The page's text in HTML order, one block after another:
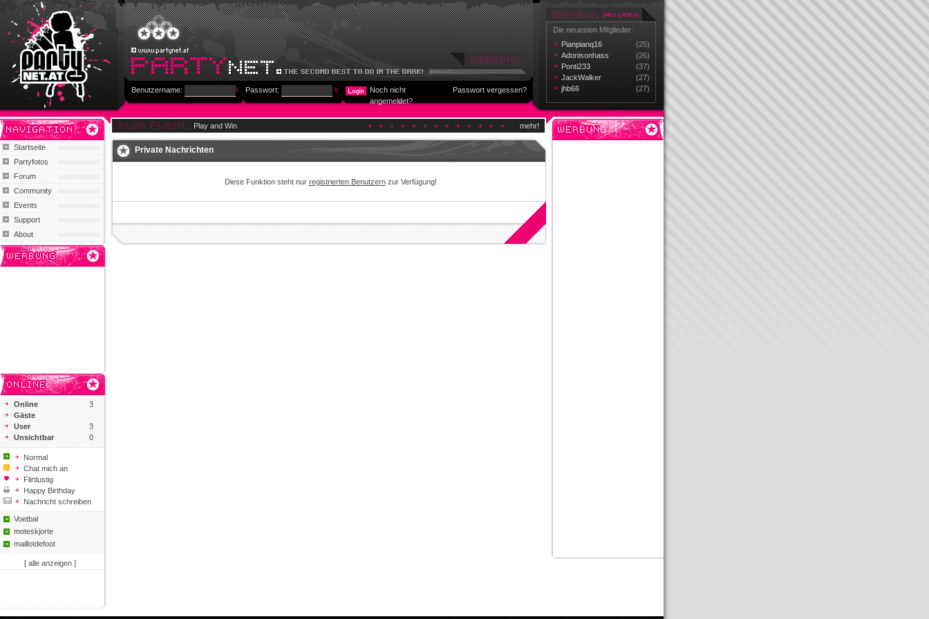
Benutzername: Passwort:
Noch nicht
angemeldet?
Passwort vergessen?
Die neuesten Mitglieder:
Pianpianq16
(25)
Adonisonhass
(26)
Ponti233
(37)
JackWalker
(27)
jhb66
(27)
Startseite
Partyfotos
Forum
Community
Events
Support
About
Online
3
Gäste
User
3
Unsichtbar
0
Normal
Chat mich an
Flirtlustig
Happy Birthday
Nachricht schreiben
Voetbal
moteskjorte
maillotdefoot
[ alle anzeigen ]
Play and Win mehr!
Private Nachrichten
Diese Funktion steht nur registrierten Benutzernzur Verfügung!